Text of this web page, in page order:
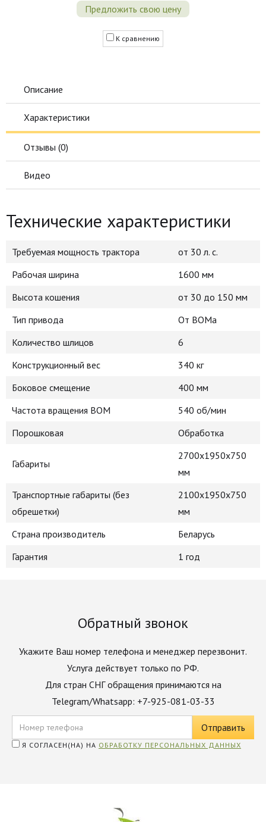
Предложить свою цену
К сравнению
Описание
Характеристики
Отзывы (0)
Видео
Технические характеристики
Требуемая мощность трактора
от 30 л. с.
Рабочая ширина
1600 мм
Высота кошения
от 30 до 150 мм
Тип привода
От ВОМа
Количество шлицов
6
Конструкционный вес
340 кг
Боковое смещение
400 мм
Частота вращения ВОМ
540 об/мин
Порошковая
Обработка
Габариты
2700х1950х750
мм
Транспортные габариты (без
обрешетки)
2100х1950х750
мм
Страна производитель
Беларусь
Гарантия
1 год
Обратный звонок
Укажите Ваш номер телефона и менеджер перезвонит.
Услуга действует только по РФ.
Для стран СНГ обращения принимаются на
Telegram/Whatsapp: +7-925-081-03-33
Я СОГЛАСЕН(НА) НА ОБРАБОТКУ ПЕРСОНАЛЬНЫХ ДАННЫХ